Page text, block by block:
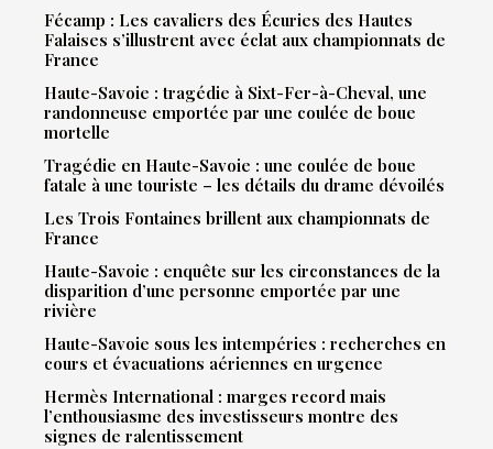
Fécamp : Les cavaliers des Écuries des Hautes
Falaises s’illustrent avec éclat aux championnats de
France
Haute-Savoie : tragédie à Sixt-Fer-à-Cheval, une
randonneuse emportée par une coulée de boue
mortelle
Tragédie en Haute-Savoie : une coulée de boue
fatale à une touriste – les détails du drame dévoilés
Les Trois Fontaines brillent aux championnats de
France
Haute-Savoie : enquête sur les circonstances de la
disparition d’une personne emportée par une
rivière
Haute-Savoie sous les intempéries : recherches en
cours et évacuations aériennes en urgence
Hermès International : marges record mais
l’enthousiasme des investisseurs montre des
signes de ralentissement